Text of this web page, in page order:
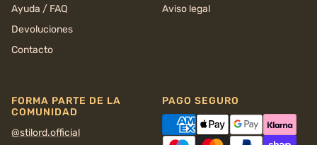
Ayuda / FAQ
Devoluciones
Contacto
Aviso legal
FORMA PARTE DE LA
COMUNIDAD
@stilord.official
PAGO SEGURO